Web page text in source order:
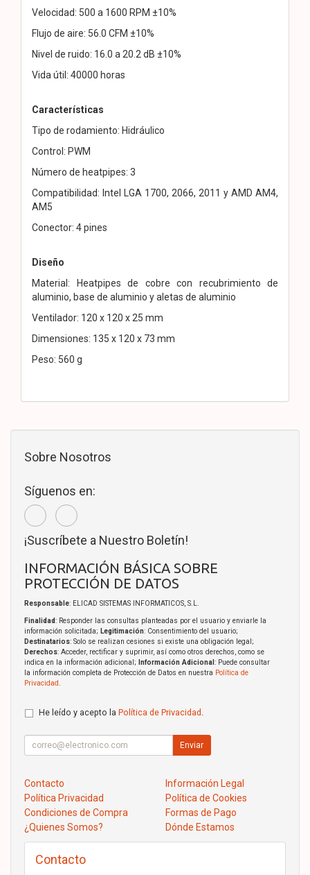
Velocidad: 500 a 1600 RPM ±10%
Flujo de aire: 56.0 CFM ±10%
Nivel de ruido: 16.0 a 20.2 dB ±10%
Vida útil: 40000 horas
Características
Tipo de rodamiento: Hidráulico
Control: PWM
Número de heatpipes: 3
Compatibilidad: Intel LGA 1700, 2066, 2011 y AMD AM4,
AM5
Conector: 4 pines
Diseño
Material: Heatpipes de cobre con recubrimiento de
aluminio, base de aluminio y aletas de aluminio
Ventilador: 120 x 120 x 25 mm
Dimensiones: 135 x 120 x 73 mm
Peso: 560 g
Sobre Nosotros
Síguenos en:
¡Suscríbete a Nuestro Boletín!
INFORMACIÓN BÁSICA SOBRE
PROTECCIÓN DE DATOS
Responsable: ELICAD SISTEMAS INFORMATICOS, S.L.
Finalidad: Responder las consultas planteadas por el usuario y enviarle la
información solicitada; Legitimación: Consentimiento del usuario;
Destinatarios: Solo se realizan cesiones si existe una obligación legal;
Derechos: Acceder, rectificar y suprimir, así como otros derechos, como se
indica en la información adicional;
Información Adicional : Puede consultar
la información completa de Protección de Datos en nuestra Política de
Privacidad
He leído y acepto la Política de Privacidad
Enviar
Contacto
Información Legal
Política Privacidad
Política de Cookies
Condiciones de Compra
Formas de Pago
¿Quienes Somos?
Dónde Estamos
Contacto